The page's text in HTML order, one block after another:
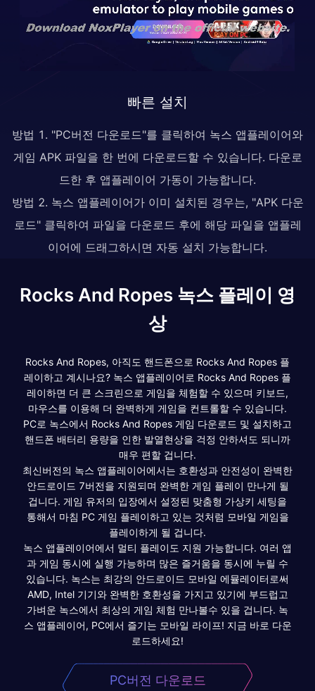
빠른 설치
방법 1. "PC버전 다운로드"를 클릭하여 녹스 앱플레이어와
게임 APK 파일을 한 번에 다운로드할 수 있습니다. 다운로
드한 후 앱플레이어 가동이 가능합니다.
방법 2. 녹스 앱플레이어가 이미 설치된 경우는, "APK 다운
로드" 클릭하여 파일을 다운로드 후에 해당 파일을 앱플레
이어에 드래그하시면 자동 설치 가능합니다.
Rocks And Ropes 녹스 플레이 영
상
Rocks And Ropes, 아직도 핸드폰으로 Rocks And Ropes 플
레이하고 계시나요? 녹스 앱플레이어로 Rocks And Ropes 플
레이하면 더 큰 스크린으로 게임을 체험할 수 있으며 키보드,
마우스를 이용해 더 완벽하게 게임을 컨트롤할 수 있습니다.
PC로 녹스에서 Rocks And Ropes 게임 다운로드 및 설치하고
핸드폰 배터리 용량을 인한 발열현상을 걱정 안하셔도 되니까
매우 편할 겁니다.
최신버전의 녹스 앱플레이어에서는 호환성과 안전성이 완벽한
안드로이드 7버전을 지원되며 완벽한 게임 플레이 만나게 될
겁니다. 게임 유저의 입장에서 설정된 맞춤형 가상키 세팅을
통해서 마침 PC 게임 플레이하고 있는 것처럼 모바일 게임을
플레이하게 될 겁니다.
녹스 앱플레이어에서 멀티 플레이도 지원 가능합니다. 여러 앱
과 게임 동시에 실행 가능하며 많은 즐거움을 동시에 누릴 수
있습니다. 녹스는 최강의 안드로이드 모바일 에뮬레이터로써
AMD, Intel 기기와 완벽한 호환성을 가지고 있기에 부드럽고
가벼운 녹스에서 최상의 게임 체험 만나볼수 있을 겁니다. 녹
스 앱플레이어, PC에서 즐기는 모바일 라이프! 지금 바로 다운
로드하세요!
PC버전 다운로드